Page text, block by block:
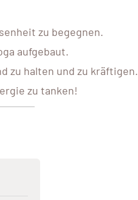
zu begegnen.
aufgebaut.
zu halten und zu kräftigen.
zu tanken!